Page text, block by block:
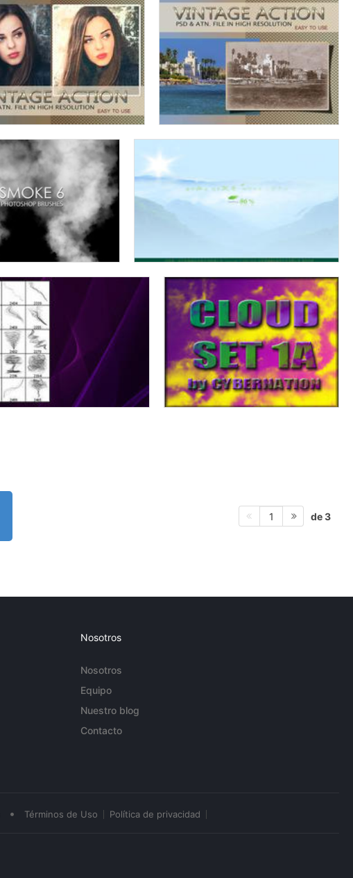
1 de 3
Nosotros
Nosotros
Equipo
Nuestro blog
Contacto
• Términos de Uso Política de privacidad